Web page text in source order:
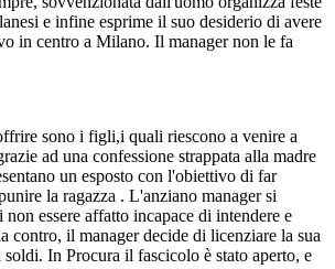
e infine esprime il suo desiderio di avere
in centro a Milano. Il manager non le fa
sono i figli,i quali riescono a venire a
ad una confessione strappata alla madre
un esposto con l'obiettivo di far
la ragazza . L'anziano manager si
essere affatto incapace di intendere e
contro, il manager decide di licenziare la sua
soldi. In Procura il fascicolo è stato aperto, e